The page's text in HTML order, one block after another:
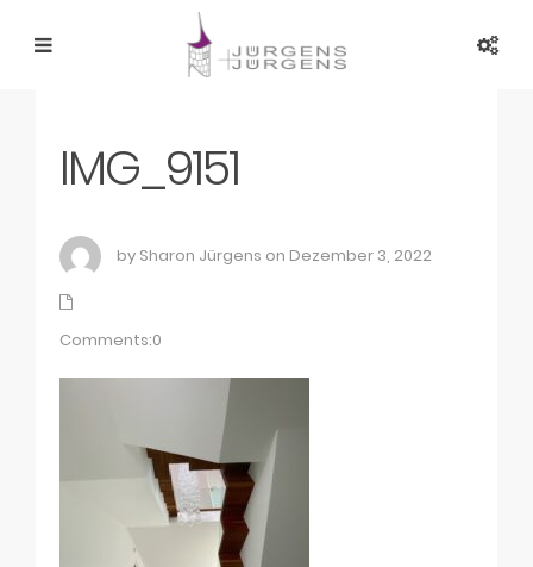
IMG_9151
by Sharon Jürgens on Dezember 3, 2022
Comments:0